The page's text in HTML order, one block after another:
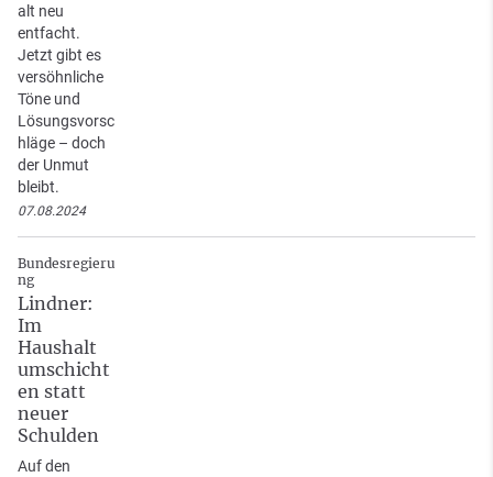
alt neu
entfacht.
Jetzt gibt es
versöhnliche
Töne und
Lösungsvorsc
hläge – doch
der Unmut
bleibt.
07.08.2024
Bundesregieru
ng
Lindner:
Im
Haushalt
umschicht
en statt
neuer
Schulden
Auf den